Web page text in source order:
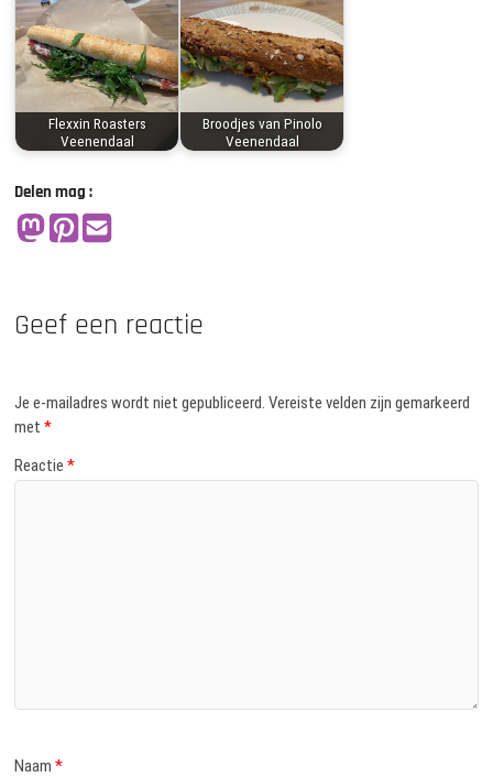
Flexxin Roasters
Veenendaal
Broodjes van Pinolo
Veenendaal
Delen mag :
Geef een reactie
Je e-mailadres wordt niet gepubliceerd. Vereiste velden zijn gemarkeerd
met*
Reactie*
Naam*